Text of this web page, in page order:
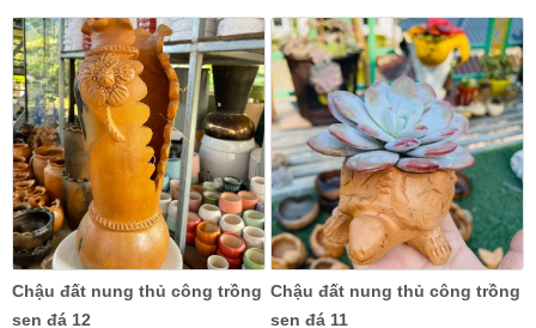
Chậu đất nung thủ công trồng
sen đá 12
Chậu đất nung thủ công trồng
sen đá 11